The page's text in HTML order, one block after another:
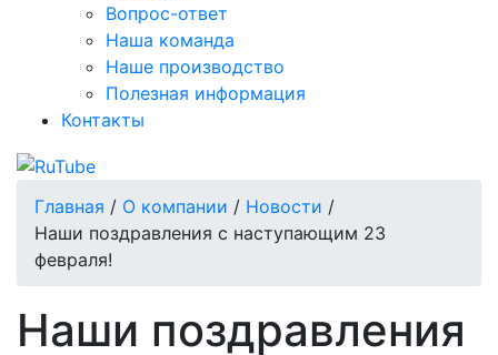
Вопрос-ответ
Наша команда
Наше производство
Полезная информация
Контакты
Главная / О компании / Новости /
Наши поздравления с наступающим 23
февраля!
Наши поздравления